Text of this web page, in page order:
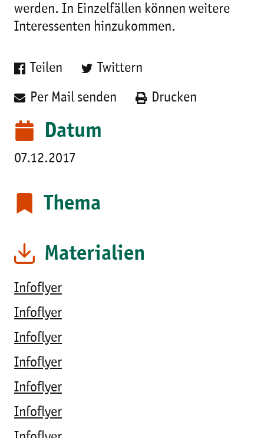
werden. In Einzelfällen können weitere
Interessenten hinzukommen.
Teilen Twittern
Per Mail senden Drucken
Datum
07.12.2017
Thema
Materialien
Infoflyer
Infoflyer
Infoflyer
Infoflyer
Infoflyer
Infoflyer